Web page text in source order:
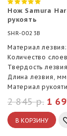
Нож Samura
рукоять
SHR-0023B
Материал лезвия:
Количество
Твердость
Длина лезвия,
Материал
1
2 845 р.
В КОРЗИНУ